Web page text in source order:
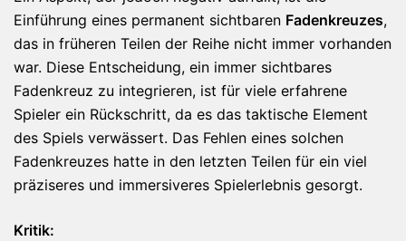
Einführung eines permanent sichtbaren Fadenkreuzes,
das in früheren Teilen der Reihe nicht immer vorhanden
war. Diese Entscheidung, ein immer sichtbares
Fadenkreuz zu integrieren, ist für viele erfahrene
Spieler ein Rückschritt, da es das taktische Element
des Spiels verwässert. Das Fehlen eines solchen
Fadenkreuzes hatte in den letzten Teilen für ein viel
präziseres und immersiveres Spielerlebnis gesorgt.
Kritik: